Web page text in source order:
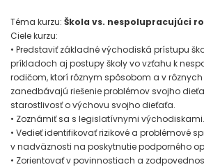
Téma kurzu: Škola vs. nespolupracujúci
Ciele kurzu:
• Predstaviť základné východiská prístupu
príkladoch aj postupy školy vo vzťahu k
rodičom, ktorí rôznym spôsobom a v
zanedbávajú riešenie problémov svojho
starostlivosť o výchovu svojho dieťaťa.
• Zoznámiť sa s legislatívnymi východiskami.
• Vedieť identifikovať rizikové a problémové
v nadväznosti na poskytnutie podporného
• Zorientovať v povinnostiach a